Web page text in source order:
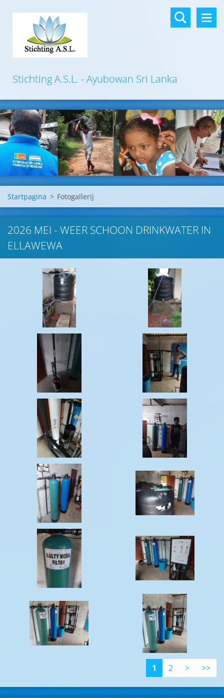
Stichting A.S.L. - Ayubowan Sri Lanka
Startpagina > Fotogallerij
2026 MEI - WEER SCHOON DRINKWATER IN
ELLAWEWA
1 2 > >>